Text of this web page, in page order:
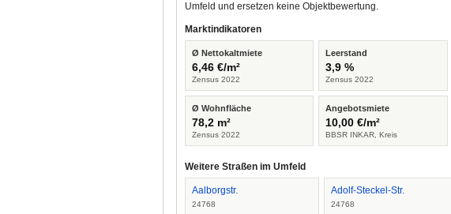
Umfeld und ersetzen keine Objektbewertung.
Marktindikatoren
Ø Nettokaltmiete
6,46 €/m²
Zensus 2022
Leerstand
3,9 %
Zensus 2022
Ø Wohnfläche
78,2 m²
Zensus 2022
Angebotsmiete
10,00 €/m²
BBSR INKAR, Kreis
Weitere Straßen im Umfeld
Aalborgstr.
24768
Adolf-Steckel-Str.
24768